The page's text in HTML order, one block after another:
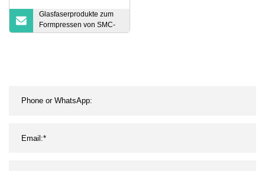
Glasfaserprodukte zum
Formpressen von SMC-
Roving